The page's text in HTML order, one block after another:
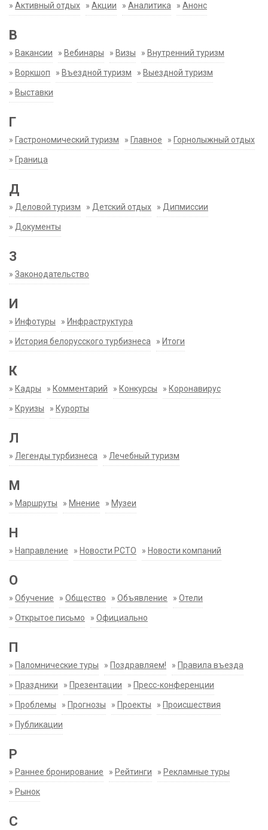
» Активный отдых » Акции » Аналитика » Анонс
В
» Вакансии » Вебинары » Визы » Внутренний туризм
» Воркшоп » Въездной туризм » Выездной туризм
» Выставки
Г
» Гастрономический туризм » Главное » Горнолыжный отдых
» Граница
Д
» Деловой туризм » Детский отдых » Дипмиссии
» Документы
З
» Законодательство
И
» Инфотуры » Инфраструктура
» История белорусского турбизнеса » Итоги
К
» Кадры » Комментарий » Конкурсы » Коронавирус
» Круизы » Курорты
Л
» Легенды турбизнеса » Лечебный туризм
М
» Маршруты » Мнение » Музеи
Н
» Направление » Новости РСТО » Новости компаний
О
» Обучение » Общество » Объявление » Отели
» Открытое письмо » Официально
П
» Паломнические туры » Поздравляем! » Правила въезда
» Праздники » Презентации » Пресс-конференции
» Проблемы » Прогнозы » Проекты » Происшествия
» Публикации
Р
» Раннее бронирование » Рейтинги » Рекламные туры
» Рынок
С